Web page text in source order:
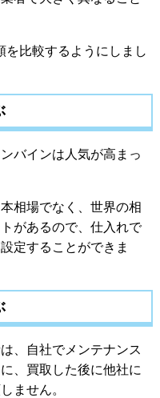
を比較するようにしまし
バインは人気が高まっ
相場でなく、世界の相
があるので、仕入れで
定することができま
、自社でメンテナンス
、買取した後に他社に
ません。